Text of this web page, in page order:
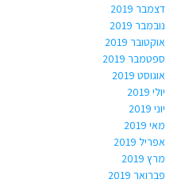
דצמבר 2019
נובמבר 2019
אוקטובר 2019
ספטמבר 2019
אוגוסט 2019
יולי 2019
יוני 2019
מאי 2019
אפריל 2019
מרץ 2019
פברואר 2019